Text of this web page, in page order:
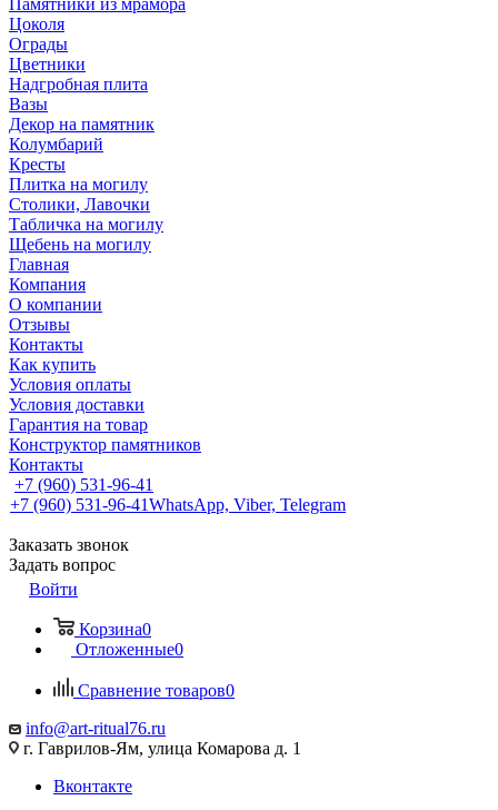
Памятники из мрамора
Цоколя
Ограды
Цветники
Надгробная плита
Вазы
Декор на памятник
Колумбарий
Кресты
Плитка на могилу
Столики, Лавочки
Табличка на могилу
Щебень на могилу
Главная
Компания
О компании
Отзывы
Контакты
Как купить
Условия оплаты
Условия доставки
Гарантия на товар
Конструктор памятников
Контакты
+7 (960) 531-96-41
+7 (960) 531-96-41WhatsApp, Viber, Telegram
Заказать звонок
Задать вопрос
Войти
Корзина0
Отложенные0
Сравнение товаров0
info@art-ritual76.ru
г. Гаврилов-Ям, улица Комарова д. 1
Вконтакте